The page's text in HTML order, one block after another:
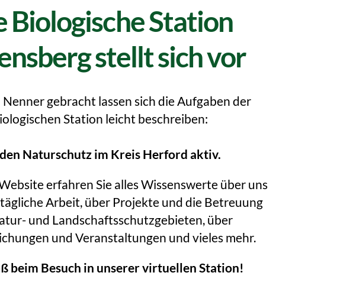
Biologische Station
stellt sich vor
gebracht lassen sich die Aufgaben der
Station leicht beschreiben:
Naturschutz im Kreis Herford aktiv.
erfahren Sie alles Wissenswerte über uns
Arbeit, über Projekte und die Betreuung
und Landschaftsschutzgebieten, über
und Veranstaltungen und vieles mehr.
beim Besuch in unserer virtuellen Station!